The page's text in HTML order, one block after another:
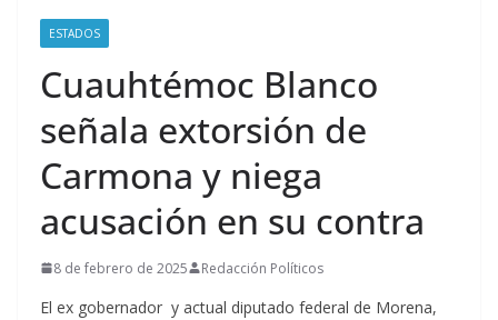
ESTADOS
Cuauhtémoc Blanco
señala extorsión de
Carmona y niega
acusación en su contra
8 de febrero de 2025 Redacción Políticos
El ex gobernador y actual diputado federal de Morena,